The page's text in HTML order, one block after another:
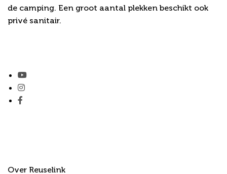
de camping. Een groot aantal plekken beschikt ook
privé sanitair.
Over Reuselink